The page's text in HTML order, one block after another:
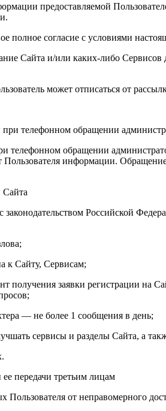
предоставляемой
полное согласие с условиями
Сайта и/или каких-либо
может отписаться от
телефонном обращении
обращении
информации.
Сайта
Российской
к Сайту, Сервисам;
заявки регистрации на
— не более 1 сообщения в день;
сервисы и разделы Сайта, а
передачи третьим лицам
от неправомерного